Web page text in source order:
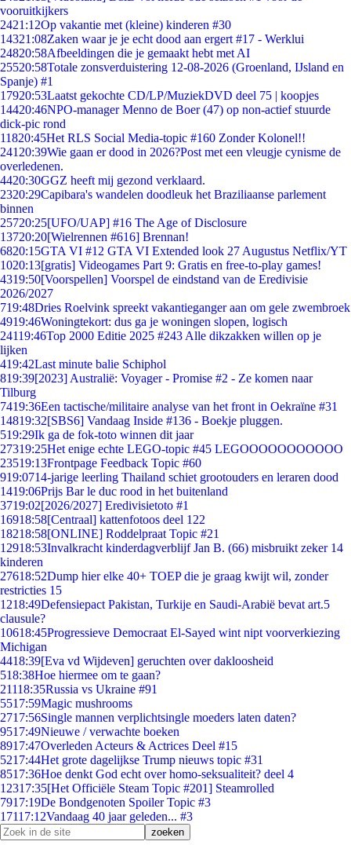
vooruitkijkers
2421:12Op vakantie met (kleine) kinderen #30
14321:08Zaken waar je je echt dood aan ergert #17 - Werklui
24820:58Afbeeldingen die je gemaakt hebt met AI
25520:58Totale zonsverduistering 12-08-2026 (Groenland, IJsland en
Spanje) #1
17920:53Laatst gekochte CD/LP/MuziekDVD deel 75 | koopjes
14420:46NPO-manager Menno de Boer (47) op non-actief stuurde
dick-pic rond
11820:45Het RLS Social Media-topic #160 Zonder Kolonel!!
241 20:39Wie gaan er dood in 2026?Post met een vleugje cynisme de
overledenen.
4420:30GGZ heeft mij gezond verklaard.
2320:29Capibara's wandelen doodleuk het Braziliaanse parlement
binnen
25720:25[UFO/UAP] #16 The Age of Disclosure
13720:20[Wielrennen #616] Brennan!
6820:15GTA VI #12 GTA VI Extended look 27 Augustus Netflix/YT
1020:13[gratis] Videogames Part 9: Gratis en free-to-play games!
4319:50[Voorspellen] Voorspel de eindstand van de Eredivisie
2026/2027
719:48Dries Roelvink spreekt vakantieganger aan om gele zwembroek
4919:46Woningtekort: dus ga je woningen slopen, logisch
24119:46Top 2000 Editie 2025 #243 Alle dikzakken willen op je
lijken
419:42Last minute balie Schiphol
819:39[2023] Australië: Voyager - Promise #2 - Ze komen naar
Tilburg
7419:36Een tactische/militaire analyse van het front in Oekraïne #31
14819:32[SBS6] Vandaag Inside #136 - Boekje pluggen.
519:29Ik ga de fok-toto winnen dit jaar
27319:25Het enige echte LEGO-topic #45 LEGOOOOOOOOOOO
23519:13Frontpage Feedback Topic #60
919:0714-jarige leerling Thailand schiet grootouders en leraren dood
1419:06Prijs Bar le duc rood in het buitenland
3719:02[2026/2027] Eredivisietoto #1
16918:58[Centraal] kattenfotoos deel 122
18218:58[ONLINE] Roddelpraat Topic #21
12918:53Invalkracht kinderdagverblijf Jan B. (66) misbruikt zeker 14
kinderen
27618:52Dump hier elke 40+ TOEP die je graag kwijt wil, zonder
restricties 15
1218:49Defensiepact Pakistan, Turkije en Saudi-Arabië bevat art.5
clausule?
10618:45Progressieve Democraat El-Sayed wint nipt voorverkiezing
Michigan
4418:39[Eva vd Wijdeven] geruchten over dakloosheid
518:38Hoe hiermee om te gaan?
21118:35Russia vs Ukraine #91
5517:59Magic mushrooms
2717:56Single mannen verplichtsingle moeders laten daten?
9517:49Nieuwe / verwachte boeken
8917:47Overleden Acteurs & Actrices Deel #15
5217:44Het grote dagelijkse Trump nieuws topic #31
8517:36Hoe denkt God echt over homo-seksualiteit? deel 4
12317:35[Het Officiële Steam Topic #201] Steamrolled
7917:19De Bondgenoten Spoiler Topic #3
17117:12Vandaag 40 jaar geleden... #3